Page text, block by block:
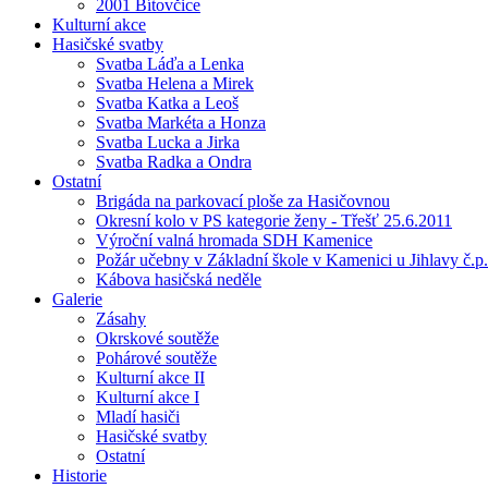
2001 Bítovčice
Kulturní akce
Hasičské svatby
Svatba Láďa a Lenka
Svatba Helena a Mirek
Svatba Katka a Leoš
Svatba Markéta a Honza
Svatba Lucka a Jirka
Svatba Radka a Ondra
Ostatní
Brigáda na parkovací ploše za Hasičovnou
Okresní kolo v PS kategorie ženy - Třešť 25.6.2011
Výroční valná hromada SDH Kamenice
Požár učebny v Základní škole v Kamenici u Jihlavy
Kábova hasičská neděle
Galerie
Zásahy
Okrskové soutěže
Pohárové soutěže
Kulturní akce II
Kulturní akce I
Mladí hasiči
Hasičské svatby
Ostatní
Historie